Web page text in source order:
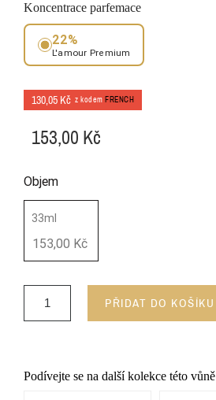
Koncentrace parfemace
22%
L'amour Premium
130,05 Kč z kodem FRENCH
153,00 Kč
Objem
33ml
153,00 Kč
PŘIDAT DO KOŠÍKU
Podívejte se na další kolekce této vůně